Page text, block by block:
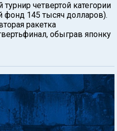
четвертой категории
фонд 145 тысяч долларов).
ракетка
обыграв японку